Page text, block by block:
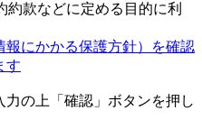
約款などに定める目的に利
にかかる保護方針）を確認
の上「確認」ボタンを押し